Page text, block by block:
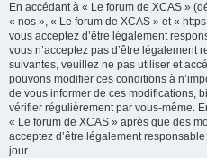
En accédant à « Le forum de XCAS »
« nos », « Le forum de XCAS » et «
vous acceptez d’être légalement
vous n’acceptez pas d’être légalement
suivantes, veuillez ne pas utiliser et
pouvons modifier ces conditions à
de vous informer de ces modifications,
vérifier régulièrement par vous-même.
« Le forum de XCAS » après que des
acceptez d’être légalement
jour.